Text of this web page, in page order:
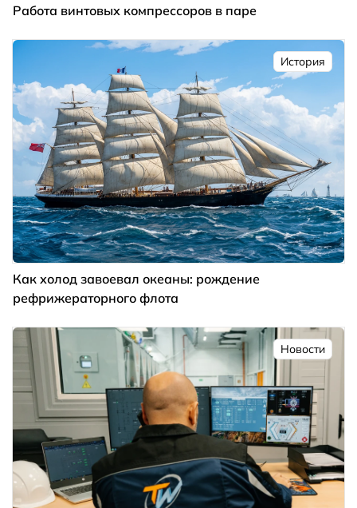
Работа винтовых компрессоров в паре
История
Как холод завоевал океаны: рождение
рефрижераторного флота
Новости